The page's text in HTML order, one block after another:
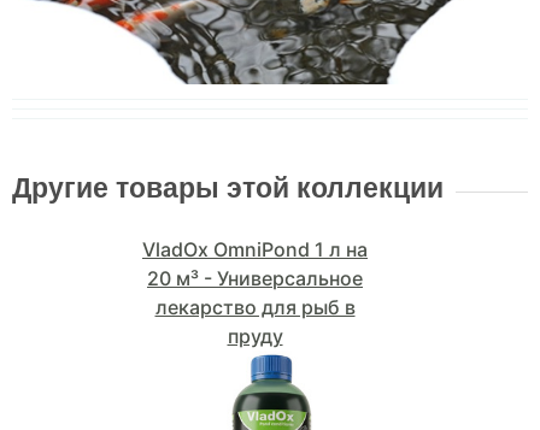
Другие товары этой коллекции
VladOx OmniPond 1 л на
20 м³ - Универсальное
лекарство для рыб в
пруду